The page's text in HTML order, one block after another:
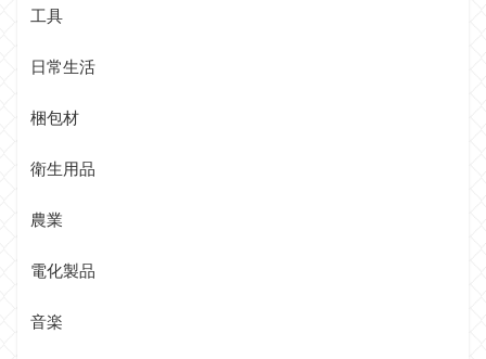
工具
日常生活
梱包材
衛生用品
農業
電化製品
音楽